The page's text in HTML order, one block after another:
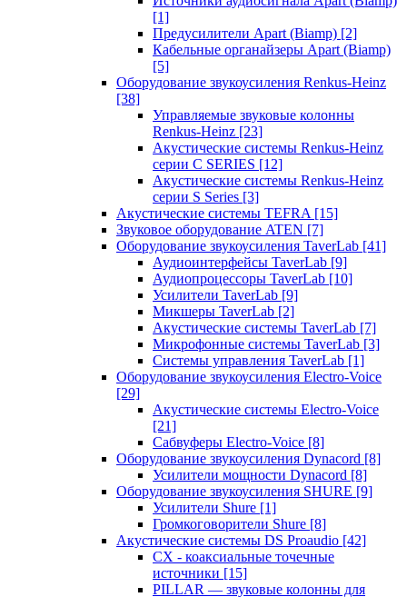
[1]
Предусилители Apart (Biamp) [2]
Кабельные органайзеры Apart (Biamp)
[5]
Оборудование звукоусиления Renkus-Heinz
[38]
Управляемые звуковые колонны
Renkus-Heinz [23]
Акустические системы Renkus-Heinz
серии C SERIES [12]
Акустические системы Renkus-Heinz
серии S Series [3]
Акустические системы TEFRA [15]
Звуковое оборудование ATEN [7]
Оборудование звукоусиления TaverLab [41]
Аудиоинтерфейсы TaverLab [9]
Аудиопроцессоры TaverLab [10]
Усилители TaverLab [9]
Микшеры TaverLab [2]
Акустические системы TaverLab [7]
Микрофонные системы TaverLab [3]
Системы управления TaverLab [1]
Оборудование звукоусиления Electro-Voice
[29]
Акустические системы Electro-Voice
[21]
Сабвуферы Electro-Voice [8]
Оборудование звукоусиления Dynacord [8]
Усилители мощности Dynacord [8]
Оборудование звукоусиления SHURE [9]
Усилители Shure [1]
Громкоговорители Shure [8]
Акустические системы DS Proaudio [42]
CX - коаксиальные точечные
источники [15]
PILLAR — звуковые колонны для